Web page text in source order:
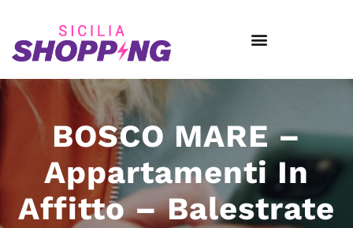
BOSCO MARE –
Appartamenti In
Affitto – Balestrate